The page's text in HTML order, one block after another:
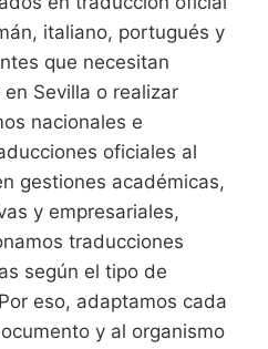
italiano, portugués y
que necesitan
Sevilla o realizar
nacionales e
oficiales al
gestiones académicas,
y empresariales,
traducciones
según el tipo de
eso, adaptamos cada
y al organismo